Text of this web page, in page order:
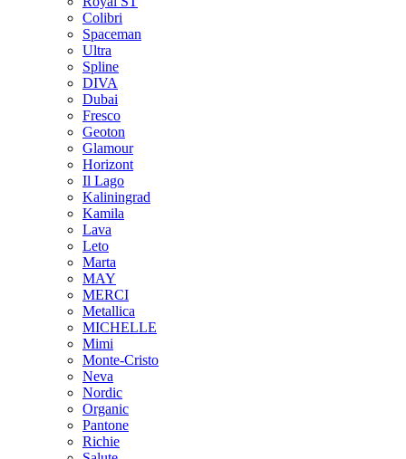
Colibri
Spaceman
Ultra
Spline
DIVA
Dubai
Fresco
Geoton
Glamour
Horizont
Il Lago
Kaliningrad
Kamila
Lava
Leto
Marta
MAY
MERCI
Metallica
MICHELLE
Mimi
Monte-Cristo
Neva
Nordic
Organic
Pantone
Richie